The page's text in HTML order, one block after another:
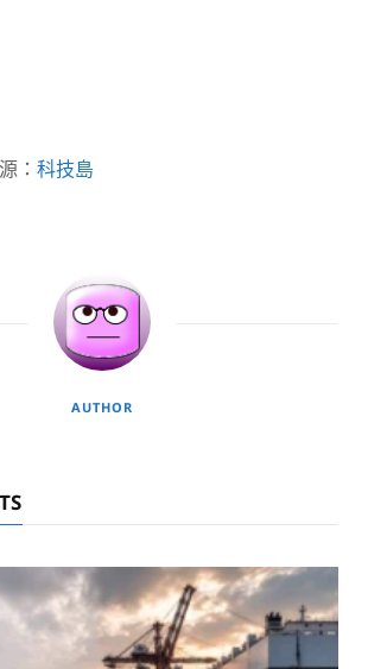
： 科技島
AUTHOR